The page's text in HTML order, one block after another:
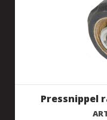
Pressnippel